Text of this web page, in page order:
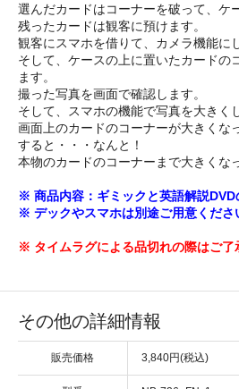
選んだカードはコーナーを破って、ケ
残ったカードは観客に預けます。
観客にスマホを借りて、カメラ機能に
そして、ケースの上に置いたカードの
ます。
撮った写真を画面で確認します。
そして、スマホの機能で写真を大きく
画面上のカードのコーナーが大きくな
すると・・・なんと！
本物のカードのコーナーまで大きくな
※ 商品内容：ギミックと英語解説DVD
※ デックやスマホは別途ご用意くださ
※ タイムラグによる品切れの際はご了
その他の詳細情報
販売価格 3,840円(税込)